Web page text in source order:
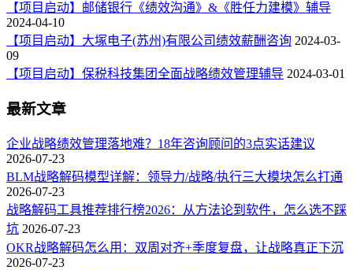
【项目启动】邮储银行《绩效沟通》&《胜任力建模》辅导
2024-04-10
【项目启动】大塚电子(苏州)有限公司绩效薪酬咨询 2024-03-
09
【项目启动】保税科技集团全面战略绩效管理辅导 2024-03-01
最新文章
企业战略绩效管理落地难？18年咨询顾问的3点实话建议
2026-07-23
BLM战略解码模型详解：领导力/战略/执行三大模块怎么打通
2026-07-23
战略解码工具推荐排行榜2026：从方法论到软件，怎么选不踩
坑 2026-07-23
OKR战略解码怎么用：双周对齐+季度复盘，让战略真正下沉
2026-07-23